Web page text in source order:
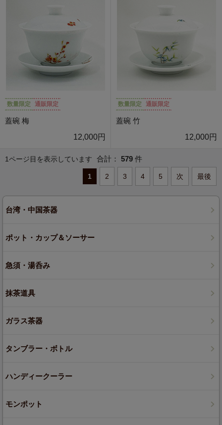
数量限定 通販限定
蓋碗 梅
12,000円
数量限定 通販限定
蓋碗 竹
12,000円
1ページ目を表示しています 合計： 579 件
1 2 3 4 5 次 最後
台湾・中国茶器
ポット・カップ＆ソーサー
急須・湯呑み
抹茶道具
ガラス茶器
タンブラー・ボトル
ハンディークーラー
モンポット